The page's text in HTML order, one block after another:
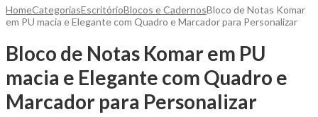
HomeCategoriasEscritórioBlocos e CadernosBloco de Notas Komar
em PU macia e Elegante com Quadro e Marcador para Personalizar
Bloco de Notas Komar em PU
macia e Elegante com Quadro e
Marcador para Personalizar